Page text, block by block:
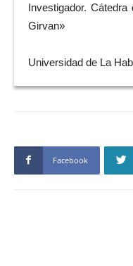
Investigador.
Girvan»
Universidad de La
Facebook